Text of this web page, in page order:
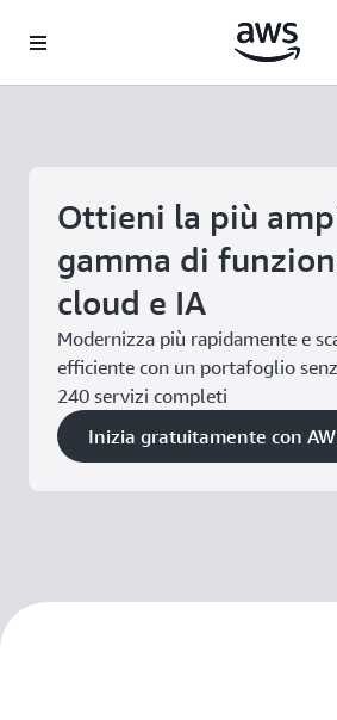
Ottieni la più
gamma di
cloud e IA
Modernizza più rapidamente e
efficiente con un portafoglio
240 servizi completi
Inizia gratuitamente con